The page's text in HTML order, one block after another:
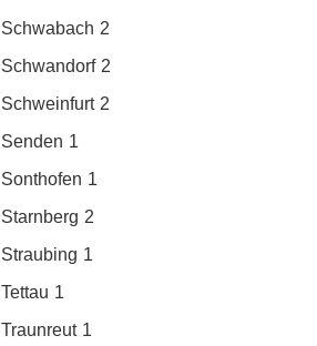
Schwabach 2
Schwandorf 2
Schweinfurt 2
Senden 1
Sonthofen 1
Starnberg 2
Straubing 1
Tettau 1
Traunreut 1